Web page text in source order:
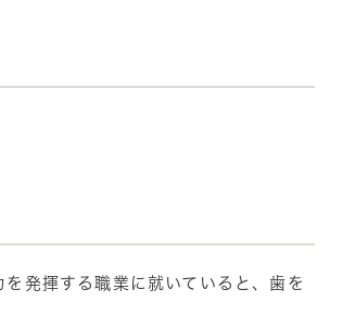
発揮する職業に就いていると、歯を